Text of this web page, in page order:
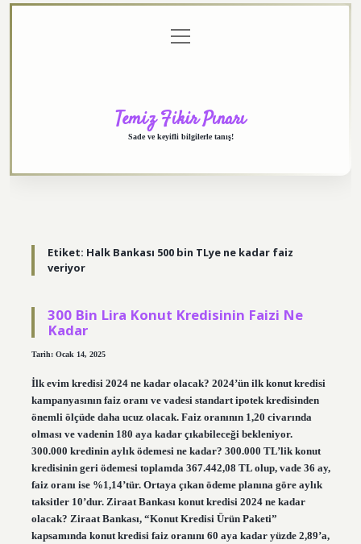
menüyü
aç
Temiz Fikir Pınarı
Sade ve keyifli bilgilerle tanış!
Etiket: Halk Bankası 500 bin TLye ne kadar faiz
veriyor
300 Bin Lira Konut Kredisinin Faizi Ne
Kadar
Tarih: Ocak 14, 2025
İlk evim kredisi 2024 ne kadar olacak? 2024’ün ilk konut kredisi
kampanyasının faiz oranı ve vadesi standart ipotek kredisinden
önemli ölçüde daha ucuz olacak. Faiz oranının 1,20 civarında
olması ve vadenin 180 aya kadar çıkabileceği bekleniyor.
300.000 kredinin aylık ödemesi ne kadar? 300.000 TL’lik konut
kredisinin geri ödemesi toplamda 367.442,08 TL olup, vade 36 ay,
faiz oranı ise %1,14’tür. Ortaya çıkan ödeme planına göre aylık
taksitler 10’dur. Ziraat Bankası konut kredisi 2024 ne kadar
olacak? Ziraat Bankası, “Konut Kredisi Ürün Paketi”
kapsamında konut kredisi faiz oranını 60 aya kadar yüzde 2,89’a,